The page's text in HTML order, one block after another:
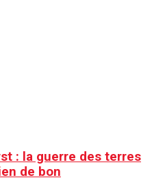
: la guerre des terres
de bon